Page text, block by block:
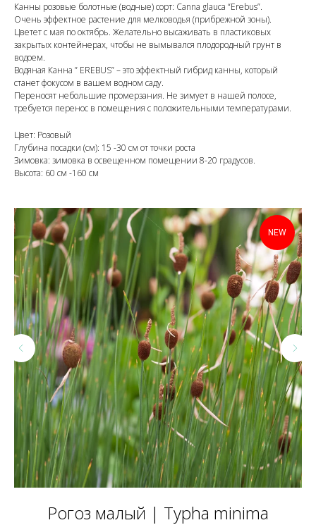
Канны розовые болотные (водные) сорт: Canna glauca “Erebus”.
Очень эффектное растение для мелководья (прибрежной зоны).
Цветет с мая по октябрь. Желательно высаживать в пластиковых
закрытых контейнерах, чтобы не вымывался плодородный грунт в
водоем.
Водяная Канна ” EREBUS” – это эффектный гибрид канны, который
станет фокусом в вашем водном саду.
Переносят небольшие промерзания. Не зимует в нашей полосе,
требуется перенос в помещения с положительными температурами.
Цвет: Розовый
Глубина посадки (см): 15 -30 см от точки роста
Зимовка: зимовка в освещенном помещении 8-20 градусов.
Высота: 60 см -160 см
NEW
Рогоз малый | Typha minima